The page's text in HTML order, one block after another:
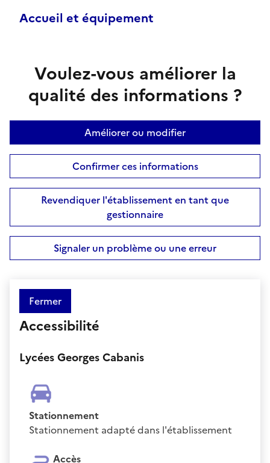
Accueil et équipement
Voulez-vous améliorer la
qualité des informations ?
Améliorer ou modifier
Confirmer ces informations
Revendiquer l'établissement en tant que
gestionnaire
Signaler un problème ou une erreur
Fermer
Accessibilité
Lycées Georges Cabanis
Stationnement
Stationnement adapté dans l'établissement
Accès